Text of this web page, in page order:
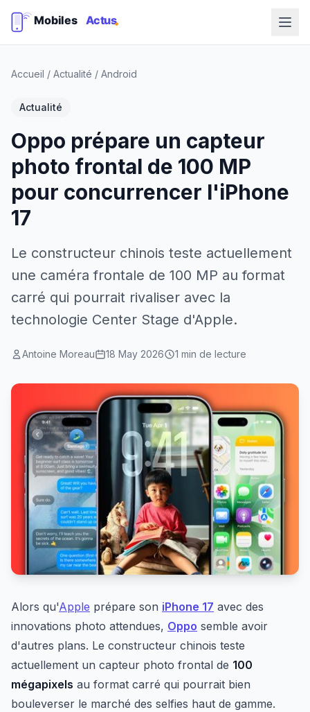
Accueil / Actualité / Android
Actualité
Oppo prépare un capteur
photo frontal de 100 MP
pour concurrencer l'iPhone
17
Le constructeur chinois teste actuellement
une caméra frontale de 100 MP au format
carré qui pourrait rivaliser avec la
technologie Center Stage d'Apple.
Antoine Moreau 18 May 2026 1 min de lecture
Alors qu'Apple prépare son iPhone 17 avec des
innovations photo attendues, Oppo semble avoir
d'autres plans. Le constructeur chinois teste
actuellement un capteur photo frontal de 100
mégapixels au format carré qui pourrait bien
bouleverser le marché des selfies haut de gamme.